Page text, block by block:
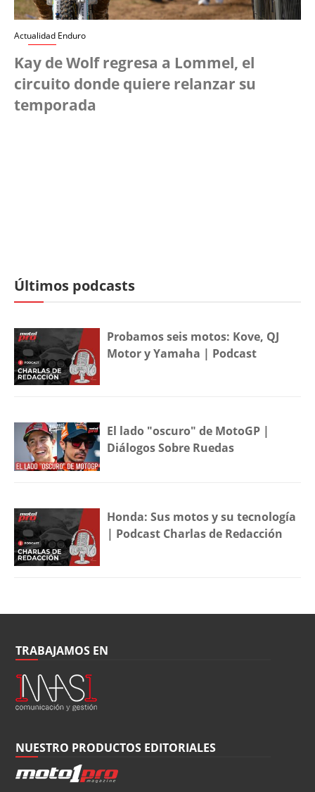
Actualidad Enduro
Kay de Wolf regresa a Lommel, el
circuito donde quiere relanzar su
temporada
Últimos podcasts
Probamos seis motos: Kove, QJ
Motor y Yamaha | Podcast
El lado "oscuro" de MotoGP |
Diálogos Sobre Ruedas
Honda: Sus motos y su tecnología
| Podcast Charlas de Redacción
TRABAJAMOS EN
NUESTRO PRODUCTOS EDITORIALES